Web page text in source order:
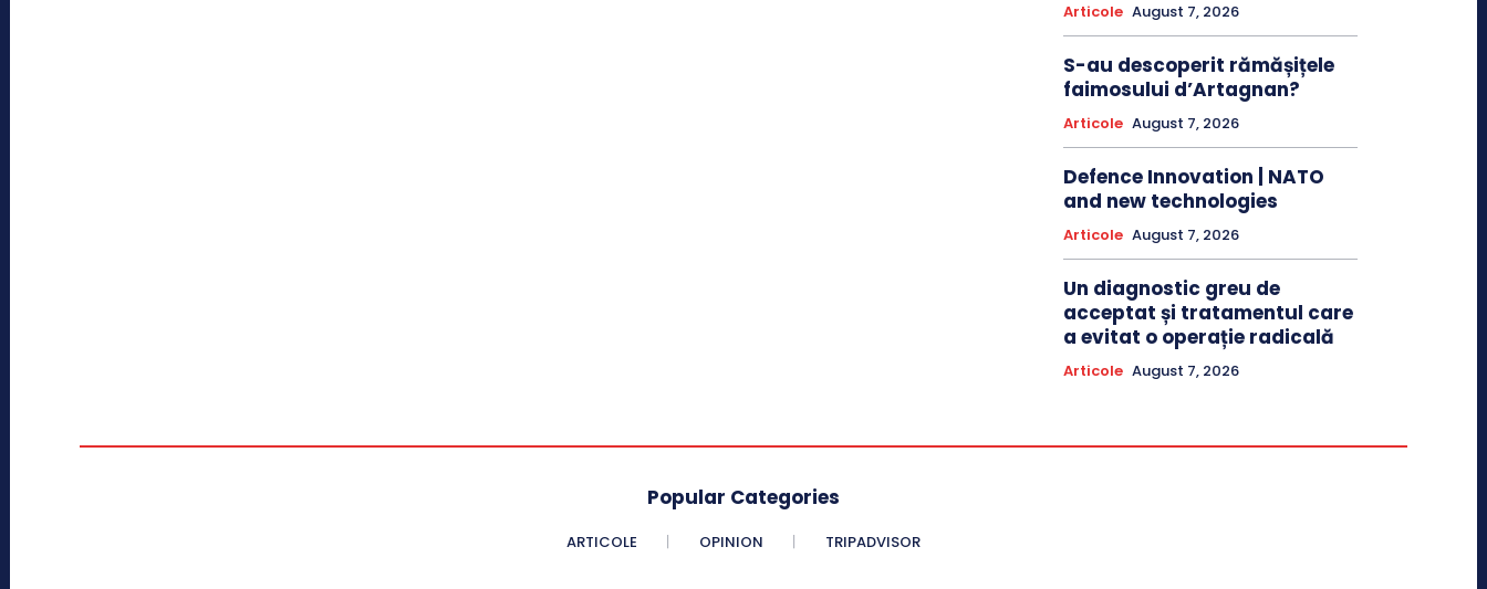
Articole August 7, 2026
S-au descoperit rămășițele
faimosului d’Artagnan?
Articole August 7, 2026
Defence Innovation | NATO
and new technologies
Articole August 7, 2026
Un diagnostic greu de
acceptat și tratamentul care
a evitat o operație radicală
Articole August 7, 2026
Popular Categories
ARTICOLE OPINION TRIPADVISOR